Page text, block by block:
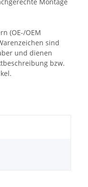
(OE-/OEM
sind
und dienen
bzw.